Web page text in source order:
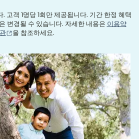
고객 1명당 1회만 제공됩니다. 기간 한정 혜택
변경될 수 있습니다. 자세한 내용은 이용약
관
(새 창에서 열림)
을 참조하세요.